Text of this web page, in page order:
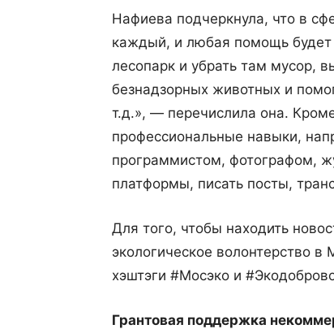
Нафиева подчеркнула, что в
каждый, и любая помощь
лесопарк и убрать там мусор,
безнадзорных животных и
т.д.», — перечислила она.
профессиональные навыки,
программистом, фотографом,
платформы, писать посты,
Для того, чтобы находить
экологическое волонтерство в
хэштэги #Мосэко и
Грантовая поддержка